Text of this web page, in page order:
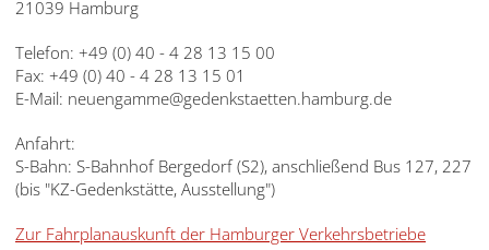
English
Français
Dansk
Italiano
Nederlands
21039 Hamburg
Telefon: +49 (0) 40 - 4 28 13 15 00
Fax: +49 (0) 40 - 4 28 13 15 01
E-Mail: neuengamme@gedenkstaetten.hamburg.de
Anfahrt:
S-Bahn: S-Bahnhof Bergedorf (S2), anschließend Bus 127, 227
(bis "KZ-Gedenkstätte, Ausstellung")
Zur Fahrplanauskunft der Hamburger Verkehrsbetriebe